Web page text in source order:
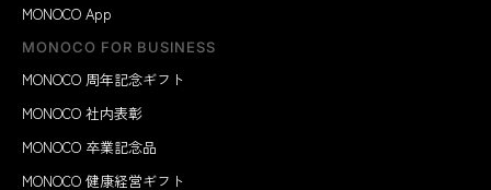
MONOCO App
MONOCO FOR BUSINESS
MONOCO 周年記念ギフト
MONOCO 社内表彰
MONOCO 卒業記念品
MONOCO 健康経営ギフト